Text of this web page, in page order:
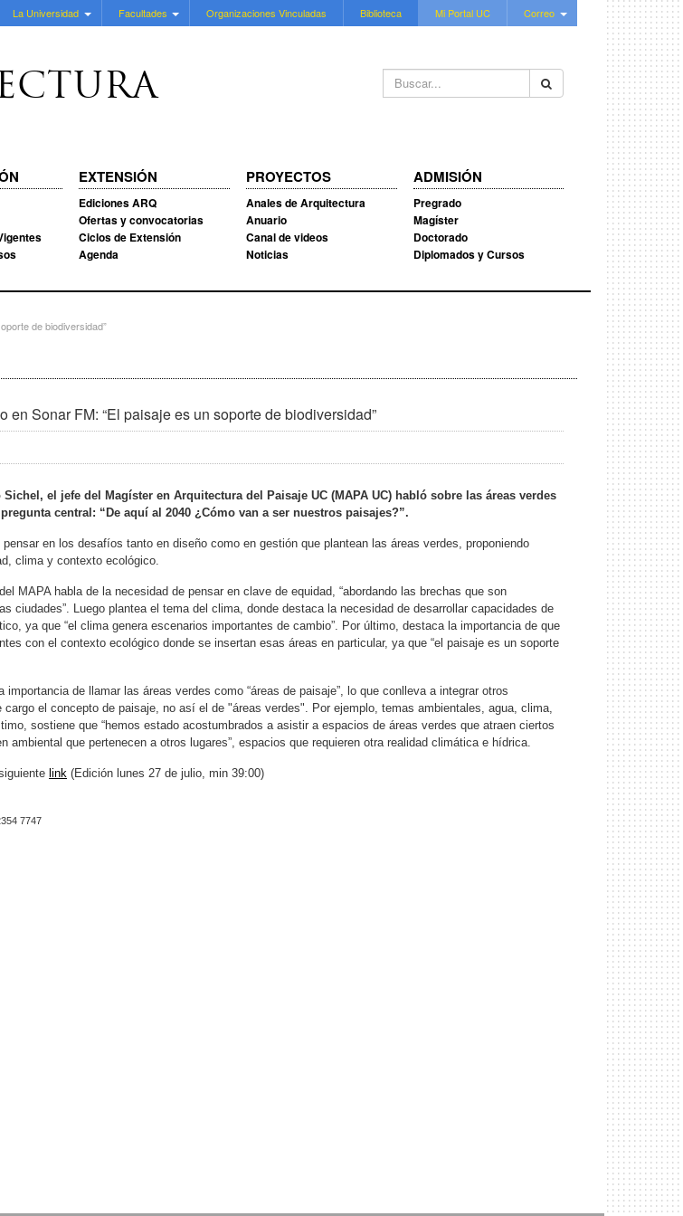
La Universidad Facultades Organizaciones Vinculadas Biblioteca Mi Portal UC Correo
Buscar...
EXTENSIÓN
Ediciones ARQ
Ofertas y convocatorias
Ciclos de Extensión
Agenda
PROYECTOS
Anales de Arquitectura
Anuario
Canal de videos
Noticias
ADMISIÓN
Pregrado
Magíster
Doctorado
Diplomados y Cursos
de biodiversidad”
en Sonar FM: “El paisaje es un soporte de biodiversidad”
el jefe del Magíster en Arquitectura del Paisaje UC (MAPA UC) habló sobre las áreas verdes
central: “De aquí al 2040 ¿Cómo van a ser nuestros paisajes?”.
en los desafíos tanto en diseño como en gestión que plantean las áreas verdes, proponiendo
clima y contexto ecológico.
MAPA habla de la necesidad de pensar en clave de equidad, “abordando las brechas que son
ciudades”. Luego plantea el tema del clima, donde destaca la necesidad de desarrollar capacidades de
ya que “el clima genera escenarios importantes de cambio”. Por último, destaca la importancia de que
con el contexto ecológico donde se insertan esas áreas en particular, ya que “el paisaje es un soporte
importancia de llamar las áreas verdes como “áreas de paisaje”, lo que conlleva a integrar otros
el concepto de paisaje, no así el de "áreas verdes". Por ejemplo, temas ambientales, agua, clima,
sostiene que “hemos estado acostumbrados a asistir a espacios de áreas verdes que atraen ciertos
ambiental que pertenecen a otros lugares”, espacios que requieren otra realidad climática e hídrica.
link (Edición lunes 27 de julio, min 39:00)
7747